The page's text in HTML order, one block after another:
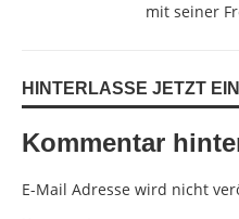
mit seiner
HINTERLASSE JETZT
Kommentar
E-Mail Adresse wird nicht